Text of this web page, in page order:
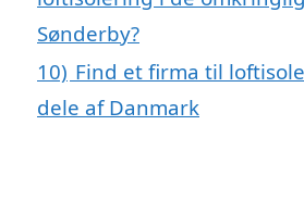
Sønderby?
10) Find et firma til
dele af Danmark